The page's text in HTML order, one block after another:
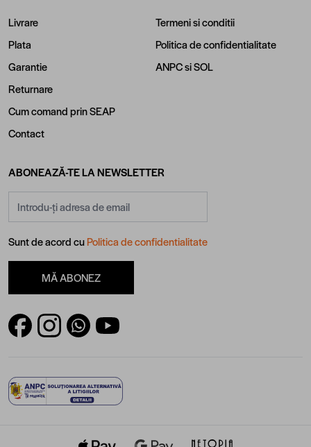
Livrare
Plata
Garantie
Returnare
Cum comand prin SEAP
Contact
Termeni si conditii
Politica de confidentialitate
ANPCsiSOL
ABONEAZĂ-TE LA NEWSLETTER
Sunt de acord cuPolitica de confidentialitate
MĂ ABONEZ